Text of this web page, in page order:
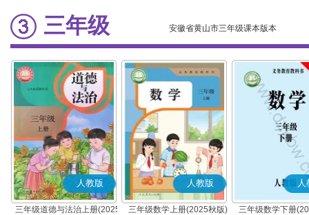
三年级 安徽省黄山市三年级课本版本
人教版
三年级道德与法治上册(2025
人教版
三年级数学上册(2025秋版)
人
三年级数学下册